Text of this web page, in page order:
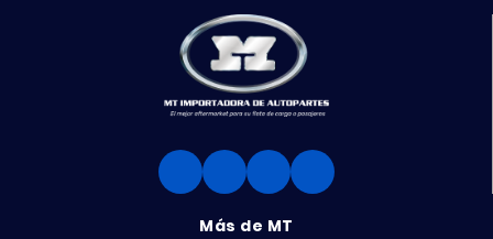
Más de MT